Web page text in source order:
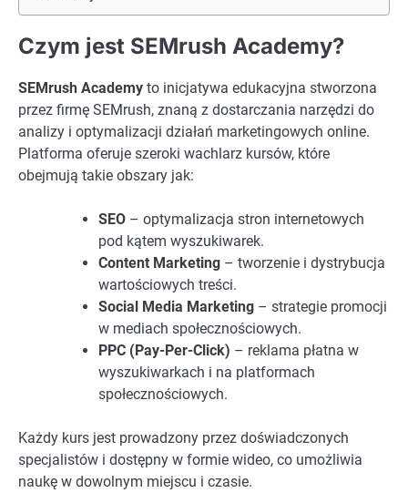
Czym jest SEMrush Academy?
SEMrush Academy to inicjatywa edukacyjna stworzona
przez firmę SEMrush, znaną z dostarczania narzędzi do
analizy i optymalizacji działań marketingowych online.
Platforma oferuje szeroki wachlarz kursów, które
obejmują takie obszary jak:
SEO – optymalizacja stron internetowych
pod kątem wyszukiwarek.
Content Marketing – tworzenie i dystrybucja
wartościowych treści.
Social Media Marketing – strategie promocji
w mediach społecznościowych.
PPC (Pay-Per-Click) – reklama płatna w
wyszukiwarkach i na platformach
społecznościowych.
Każdy kurs jest prowadzony przez doświadczonych
specjalistów i dostępny w formie wideo, co umożliwia
naukę w dowolnym miejscu i czasie.